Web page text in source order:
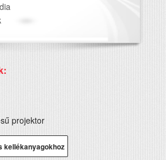
projektor
kellékanyagokhoz